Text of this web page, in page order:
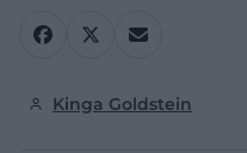
Kinga Goldstein